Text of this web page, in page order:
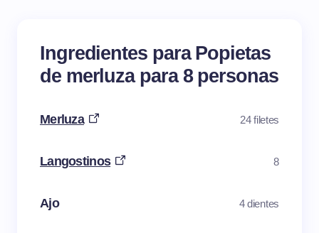
Ingredientes para Popietas
de merluza para 8 personas
Merluza 24 filetes
Langostinos 8
Ajo 4 dientes